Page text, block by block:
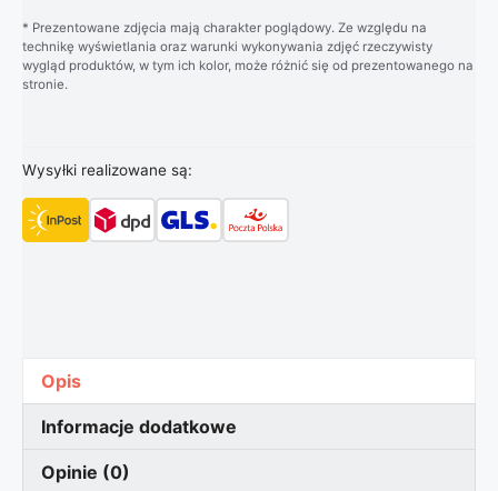
* Prezentowane zdjęcia mają charakter poglądowy. Ze względu na
technikę wyświetlania oraz warunki wykonywania zdjęć rzeczywisty
wygląd produktów, w tym ich kolor, może różnić się od prezentowanego na
stronie.
Wysyłki realizowane są:
Opis
Informacje dodatkowe
Opinie (0)